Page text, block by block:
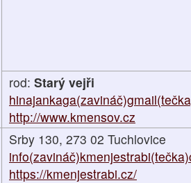
rod: Starý vejři
http://www.kmensov.cz
Srby 130, 273 02 Tuchlovice
https://kmenjestrabi.cz/